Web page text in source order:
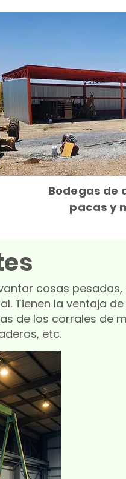
Bodegas de
pacas y
cosas
Tienen la ventaja
de los corrales de
etc.